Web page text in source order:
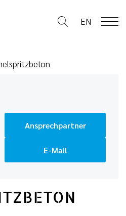
EN
Ansprechpartner
E-Mail